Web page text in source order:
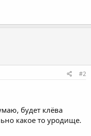
#2
будет клёва
какое то уродище.